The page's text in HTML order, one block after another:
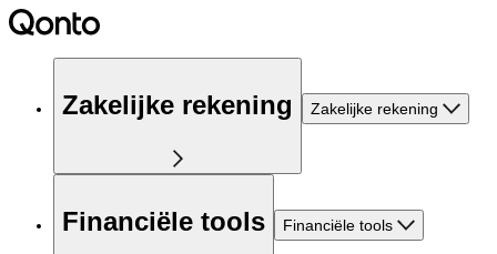
Zakelijke rekening Zakelijke rekening
Financiële tools Financiële tools